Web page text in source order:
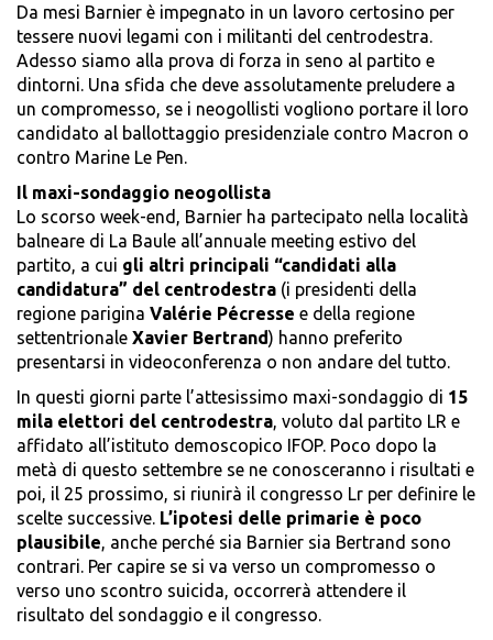
Da mesi Barnier è impegnato in un lavoro certosino per
tessere nuovi legami con i militanti del centrodestra.
Adesso siamo alla prova di forza in seno al partito e
dintorni. Una sfida che deve assolutamente preludere a
un compromesso, se i neogollisti vogliono portare il loro
candidato al ballottaggio presidenziale contro Macron o
contro Marine Le Pen.
Il maxi-sondaggio neogollista
Lo scorso week-end, Barnier ha partecipato nella località
balneare di La Baule all’annuale meeting estivo del
partito, a cui gli altri principali “candidati alla
candidatura” del centrodestra (i presidenti della
regione parigina Valérie Pécresse e della regione
settentrionale Xavier Bertrand) hanno preferito
presentarsi in videoconferenza o non andare del tutto.
In questi giorni parte l’attesissimo maxi-sondaggio di 15
mila elettori del centrodestra, voluto dal partito LR e
affidato all’istituto demoscopico IFOP. Poco dopo la
metà di questo settembre se ne conosceranno i risultati e
poi, il 25 prossimo, si riunirà il congresso Lr per definire le
scelte successive. L’ipotesi delle primarie è poco
plausibile, anche perché sia Barnier sia Bertrand sono
contrari. Per capire se si va verso un compromesso o
verso uno scontro suicida, occorrerà attendere il
risultato del sondaggio e il congresso.